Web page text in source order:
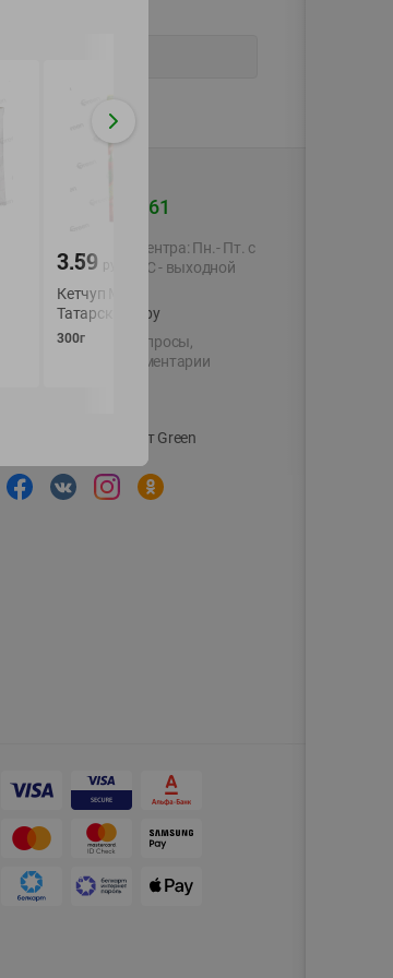
+375 44 560-60-61
Время работы Call-центра: Пн.- Пт. с
09.00 до 17.00, СБ, ВС - выходной
shop@green-market.by
Пишите нам свои вопросы,
предложения и комментарии
Корпоративный сайт Green
3.59 руб./ шт
Кетчуп Махеевъ
Татарский первой кат
300г